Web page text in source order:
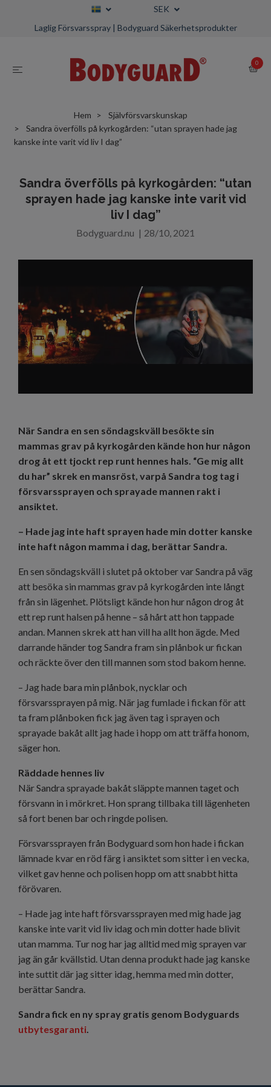
SEK
Laglig Försvarsspray | Bodyguard Säkerhetsprodukter
0
Hem
Självförsvarskunskap
Sandra överfölls på kyrkogården: “utan sprayen hade jag
kanske inte varit vid liv I dag”
Sandra överfölls på kyrkogården: “utan
sprayen hade jag kanske inte varit vid
liv I dag”
Bodyguard.nu | 28/10, 2021
När Sandra en sen söndagskväll besökte sin
mammas grav på kyrkogården kände hon hur någon
drog åt ett tjockt rep runt hennes hals. “Ge mig allt
du har” skrek en mansröst, varpå Sandra tog tag i
försvarssprayen och sprayade mannen rakt i
ansiktet.
– Hade jag inte haft sprayen hade min dotter kanske
inte haft någon mamma i dag, berättar Sandra.
En sen söndagskväll i slutet på oktober var Sandra på väg
att besöka sin mammas grav på kyrkogården inte långt
från sin lägenhet. Plötsligt kände hon hur någon drog åt
ett rep runt halsen på henne – så hårt att hon tappade
andan. Mannen skrek att han vill ha allt hon ägde. Med
darrande händer tog Sandra fram sin plånbok ur fickan
och räckte över den till mannen som stod bakom henne.
– Jag hade bara min plånbok, nycklar och
försvarssprayen på mig. När jag fumlade i fickan för att
ta fram plånboken fick jag även tag i sprayen och
sprayade bakåt allt jag hade i hopp om att träffa honom,
säger hon.
Räddade hennes liv
När Sandra sprayade bakåt släppte mannen taget och
försvann in i mörkret. Hon sprang tillbaka till lägenheten
så fort benen bar och ringde polisen.
Försvarssprayen från Bodyguard som hon hade i fickan
lämnade kvar en röd färg i ansiktet som sitter i en vecka,
vilket gav henne och polisen hopp om att snabbt hitta
förövaren.
– Hade jag inte haft försvarssprayen med mig hade jag
kanske inte varit vid liv idag och min dotter hade blivit
utan mamma. Tur nog har jag alltid med mig sprayen var
jag än går kvällstid. Utan denna produkt hade jag kanske
inte suttit där jag sitter idag, hemma med min dotter,
berättar Sandra.
Sandra fick en ny spray gratis genom Bodyguards
utbytesgaranti.